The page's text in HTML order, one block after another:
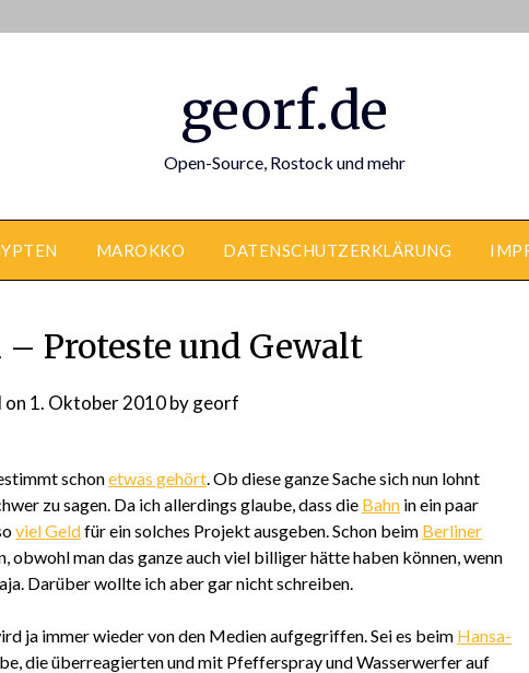
georf.de
Open-Source, Rostock und mehr
MAROKKO DATENSCHUTZERKLÄRUNG
– Proteste und Gewalt
on 1. Oktober 2010bygeorf
schonetwas gehört. Ob diese ganze Sache sich nun lohnt
zu sagen. Da ich allerdings glaube, dass die Bahn in ein paar
viel Geldfür ein solches Projekt ausgeben. Schon beim Berliner
obwohl man das ganze auch viel billiger hätte haben können, wenn
Darüber wollte ich aber gar nicht schreiben.
ja immer wieder von den Medien aufgegriffen. Sei es beim Hansa-
die überreagierten und mit Pfefferspray und Wasserwerfer auf